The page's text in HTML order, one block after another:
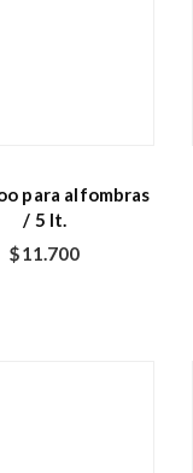
para alfombras
/ 5 lt.
$11.700